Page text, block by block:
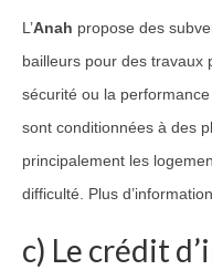
L’Anah propose des
bailleurs pour des travaux
sécurité ou la
sont conditionnées à des
principalement les
difficulté. Plus
c) Le crédit